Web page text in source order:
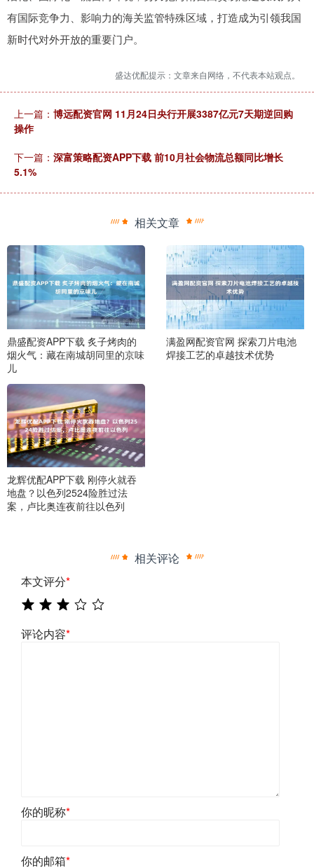
有国际竞争力、影响力的海关监管特殊区域，打造成为引领我国
新时代对外开放的重要门户。
盛达优配提示：文章来自网络，不代表本站观点。
上一篇： 博远配资官网 11月24日央行开展3387亿元7天期逆回购
操作
下一篇： 深富策略配资APP下载 前10月社会物流总额同比增长
5.1%
相关文章
鼎盛配资APP下载 炙子烤肉的
烟火气：藏在南城胡同里的京味
儿
满盈网配资官网 探索刀片电池
焊接工艺的卓越技术优势
龙辉优配APP下载 刚停火就吞
地盘？以色列2524险胜过法
案，卢比奥连夜前往以色列
相关评论
本文评分*
评论内容*
你的昵称*
你的邮箱*